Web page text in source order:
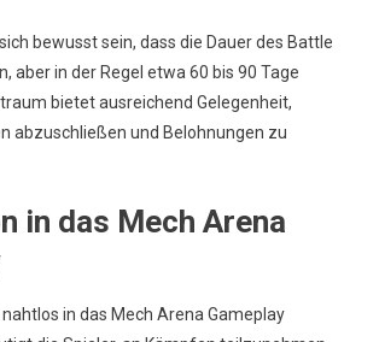
bewusst sein, dass die Dauer des Battle
aber in der Regel etwa 60 bis 90 Tage
bietet ausreichend Gelegenheit,
abzuschließen und Belohnungen zu
in das Mech Arena
in das Mech Arena Gameplay